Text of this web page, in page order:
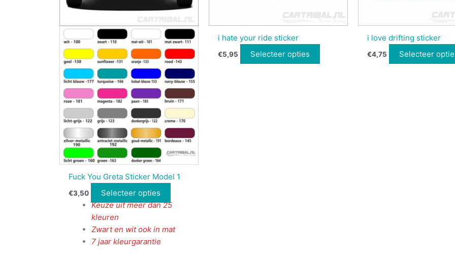
Fuck You Greta Sticker Model 1
€3,50
Selecteer opties
Keuze uit meer dan 25
kleuren
Zwart en wit ook in mat
7 jaar kleurgarantie
i hate your ride sticker
€5,95 Selecteer opties
i love drifting sticker
€4,75 Selecteer